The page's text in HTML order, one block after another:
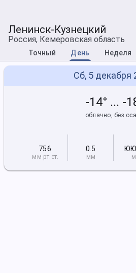
Ленинск-Кузнецкий
Россия, Кемеровская область
Точный День Неделя
Сб, 5 декабря
-14° ... -
облачно, без
756
мм рт.ст.
0.5
мм